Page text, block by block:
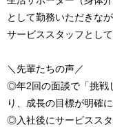
として勤務いただきな
サービススタッフとして
＼先輩たちの声／
◎年2回の面談で「挑戦
り、成長の目標が明確
◎入社後にサービスス